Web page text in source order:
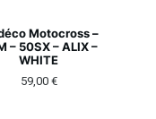
Motocross –
– 50SX – ALIX –
WHITE
59,00 €